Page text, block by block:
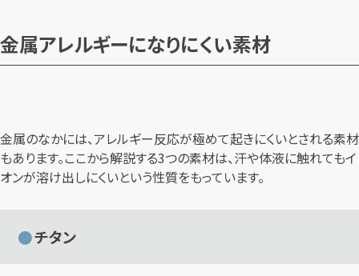
金属アレルギーになりにくい素材
金属のなかには、アレルギー反応が極めて起きにくいとされる素材
もあります。ここから解説する3つの素材は、汗や体液に触れてもイ
オンが溶け出しにくいという性質をもっています。
チタン